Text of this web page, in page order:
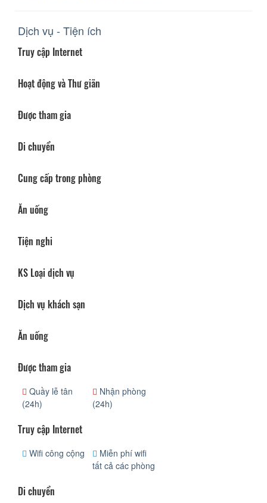
Dịch vụ - Tiện ích
Truy cập Internet
Hoạt động và Thư giãn
Được tham gia
Di chuyển
Cung cấp trong phòng
Ăn uống
Tiện nghi
KS Loại dịch vụ
Dịch vụ khách sạn
Ăn uống
Được tham gia
Quầy lễ tân
(24h)
Nhận phòng
(24h)
Truy cập Internet
Wifi công cộng
Miễn phí wifi
tất cả các phòng
Di chuyển